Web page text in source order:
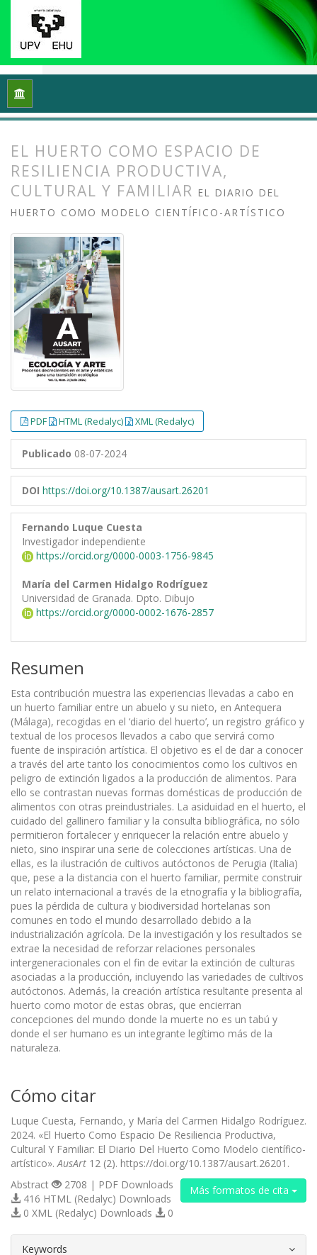
Inicio
EL HUERTO COMO ESPACIO DE
RESILIENCIA PRODUCTIVA,
CULTURAL Y FAMILIAR EL DIARIO DEL
HUERTO COMO MODELO CIENTÍFICO-ARTÍSTICO
PDF HTML (Redalyc) XML (Redalyc)
Publicado 08-07-2024
DOI https://doi.org/10.1387/ausart.26201
Fernando Luque Cuesta
Investigador independiente
https://orcid.org/0000-0003-1756-9845
María del Carmen Hidalgo Rodríguez
Universidad de Granada. Dpto. Dibujo
https://orcid.org/0000-0002-1676-2857
Resumen
Esta contribución muestra las experiencias llevadas a cabo en
un huerto familiar entre un abuelo y su nieto, en Antequera
(Málaga), recogidas en el ‘diario del huerto’, un registro gráfico y
textual de los procesos llevados a cabo que servirá como
fuente de inspiración artística. El objetivo es el de dar a conocer
a través del arte tanto los conocimientos como los cultivos en
peligro de extinción ligados a la producción de alimentos. Para
ello se contrastan nuevas formas domésticas de producción de
alimentos con otras preindustriales. La asiduidad en el huerto, el
cuidado del gallinero familiar y la consulta bibliográfica, no sólo
permitieron fortalecer y enriquecer la relación entre abuelo y
nieto, sino inspirar una serie de colecciones artísticas. Una de
ellas, es la ilustración de cultivos autóctonos de Perugia (Italia)
que, pese a la distancia con el huerto familiar, permite construir
un relato internacional a través de la etnografía y la bibliografía,
pues la pérdida de cultura y biodiversidad hortelanas son
comunes en todo el mundo desarrollado debido a la
industrialización agrícola. De la investigación y los resultados se
extrae la necesidad de reforzar relaciones personales
intergeneracionales con el fin de evitar la extinción de culturas
asociadas a la producción, incluyendo las variedades de cultivos
autóctonos. Además, la creación artística resultante presenta al
huerto como motor de estas obras, que encierran
concepciones del mundo donde la muerte no es un tabú y
donde el ser humano es un integrante legítimo más de la
naturaleza.
Cómo citar
Luque Cuesta, Fernando, y María del Carmen Hidalgo Rodríguez.
2024. «El Huerto Como Espacio De Resiliencia Productiva,
Cultural Y Familiar: El Diario Del Huerto Como Modelo científico-
artístico».AusArt 12 (2). https://doi.org/10.1387/ausart.26201.
Más formatos de cita
Abstract
2708 | PDF Downloads
416 HTML (Redalyc) Downloads
0 XML (Redalyc) Downloads
0
Keywords